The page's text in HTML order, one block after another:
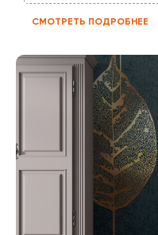
СМОТРЕТЬ ПОДРОБНЕЕ